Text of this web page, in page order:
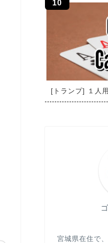
[トランプ] １人
宮城県在住で